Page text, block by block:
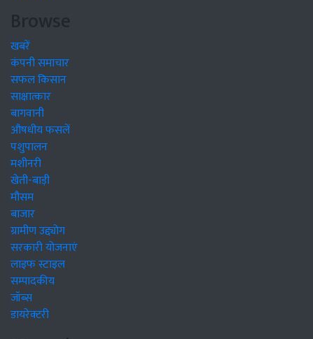
Browse
खबरें
कंपनी समाचार
सफल किसान
साक्षात्कार
बागवानी
औषधीय फसलें
पशुपालन
मशीनरी
खेती-बाड़ी
मौसम
बाजार
ग्रामीण उद्द्योग
सरकारी योजनाएं
लाइफ स्टाइल
सम्पादकीय
जॉब्स
डायरेक्टरी